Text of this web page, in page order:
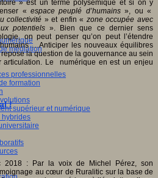
médiation
professionnelles
formation
supérieur et numérique
hybrides
» est un terme polysémique et si on y
« espace peuplé d’humains», ou «
collectivité » et enfin « zone occupée avec
potentiels». Bien que ce dernier sens
on peut penser qu’on peut l’étendre
…Anticiper les nouveaux équilibres
la question de la gouvernance au sein
Le numérique en est un enjeu
!
2018 : Par la voix de Michel Pérez, son
au cœur de Ruralitic sur la base de